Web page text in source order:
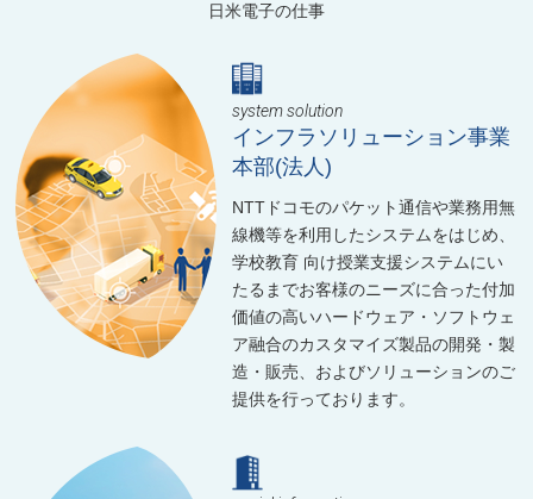
日米電子の仕事
system solution
インフラソリューション事業
本部(法人)
NTTドコモのパケット通信や業務用無
線機等を利用したシステムをはじめ、
学校教育 向け授業支援システムにい
たるまでお客様のニーズに合った付加
価値の高いハードウェア・ソフトウェ
ア融合のカスタマイズ製品の開発・製
造・販売、およびソリューションのご
提供を行っております。